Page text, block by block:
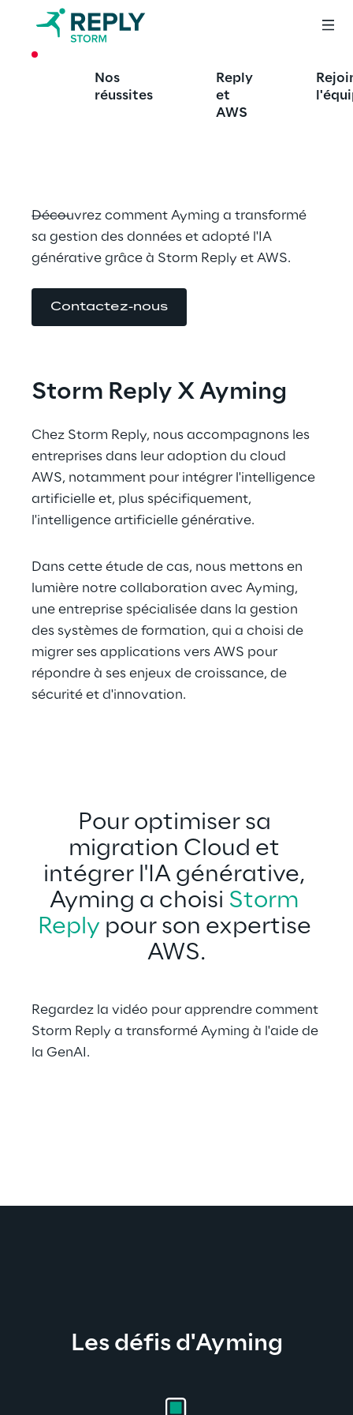
Nos
réussites
Reply
et
AWS
Étude de cas |
Découvrez comment Ayming a transformé
sa gestion des données et adopté l'IA
générative grâce à Storm Reply et AWS.
Contactez-nous
Storm Reply X Ayming
Chez Storm Reply, nous accompagnons les
entreprises dans leur adoption du cloud
AWS, notamment pour intégrer l'intelligence
artificielle et, plus spécifiquement,
l'intelligence artificielle générative.
Dans cette étude de cas, nous mettons en
lumière notre collaboration avec Ayming,
une entreprise spécialisée dans la gestion
des systèmes de formation, qui a choisi de
migrer ses applications vers AWS pour
répondre à ses enjeux de croissance, de
sécurité et d'innovation.
Pour optimiser sa
migration Cloud et
intégrer l'IA générative,
Ayming a choisi Storm
Reply pour son expertise
AWS.
Regardez la vidéo pour apprendre comment
Storm Reply a transformé Ayming à l'aide de
la GenAI.
Les défis d'Ayming